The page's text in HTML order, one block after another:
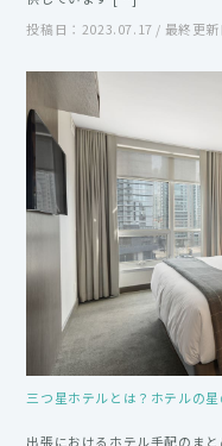
投稿日：2023.07.17 / 最終更
三つ星ホテルとは？ホテルの
出張におけるホテル手配のま